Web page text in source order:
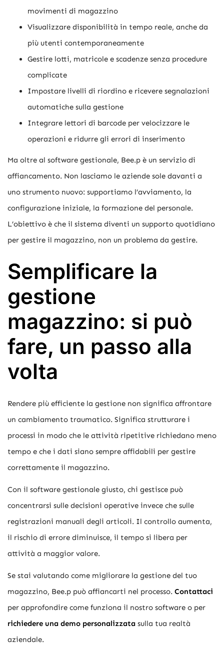
movimenti di magazzino
Visualizzare disponibilità in tempo reale, anche da
più utenti contemporaneamente
Gestire lotti, matricole e scadenze senza procedure
complicate
Impostare livelli di riordino e ricevere segnalazioni
automatiche sulla gestione
Integrare lettori di barcode per velocizzare le
operazioni e ridurre gli errori di inserimento
Ma oltre al software gestionale, Bee.p è un servizio di
affiancamento. Non lasciamo le aziende sole davanti a
uno strumento nuovo: supportiamo l’avviamento, la
configurazione iniziale, la formazione del personale.
L’obiettivo è che il sistema diventi un supporto quotidiano
per gestire il magazzino, non un problema da gestire.
Semplificare la
gestione
magazzino: si può
fare, un passo alla
volta
Rendere più efficiente la gestione non significa affrontare
un cambiamento traumatico. Significa strutturare i
processi in modo che le attività ripetitive richiedano meno
tempo e che i dati siano sempre affidabili per gestire
correttamente il magazzino.
Con il software gestionale giusto, chi gestisce può
concentrarsi sulle decisioni operative invece che sulle
registrazioni manuali degli articoli. Il controllo aumenta,
il rischio di errore diminuisce, il tempo si libera per
attività a maggior valore.
Se stai valutando come migliorare la gestione del tuo
magazzino, Bee.p può affiancarti nel processo. Contattaci
per approfondire come funziona il nostro software o per
richiedere una demo personalizzata sulla tua realtà
aziendale.